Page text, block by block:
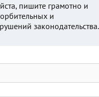
пишите грамотно и
и
законодательства.